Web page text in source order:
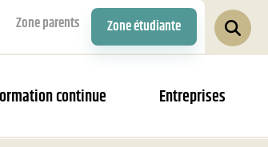
Zone parents Zone étudiante
continue Entreprises